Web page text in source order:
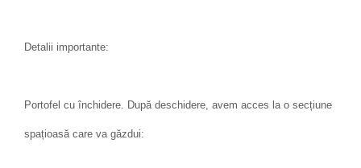
Detalii importante:
Portofel cu închidere. După deschidere, avem acces la o secțiune
spațioasă care va găzdui: